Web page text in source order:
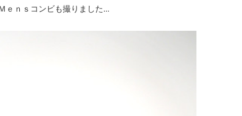
ｅｎｓコンビも撮りました...